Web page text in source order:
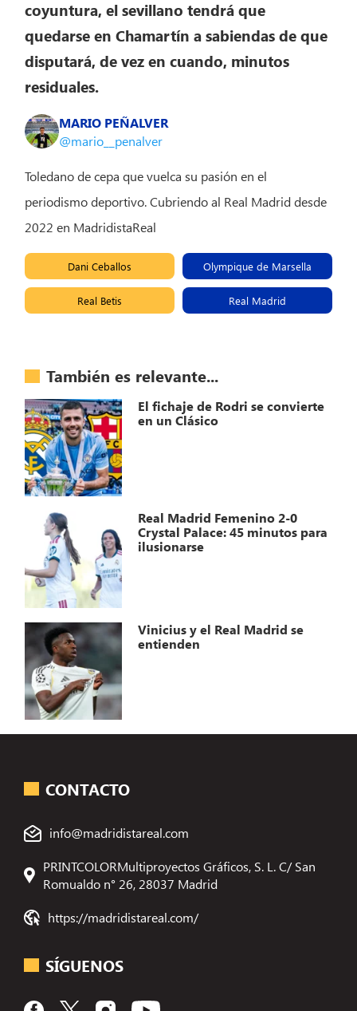
coyuntura, el sevillano tendrá que
quedarse en Chamartín a sabiendas de que
disputará, de vez en cuando, minutos
residuales.
MARIO PEÑALVER
@mario__penalver
Toledano de cepa que vuelca su pasión en el
periodismo deportivo. Cubriendo al Real Madrid desde
2022 en MadridistaReal
Dani Ceballos Olympique de Marsella
Real Betis Real Madrid
También es relevante...
El fichaje de Rodri se convierte
en un Clásico
Real Madrid Femenino 2-0
Crystal Palace: 45 minutos para
ilusionarse
Vinicius y el Real Madrid se
entienden
CONTACTO
info@madridistareal.com
PRINTCOLORMultiproyectos Gráficos, S. L. C/ San
Romualdo n° 26, 28037 Madrid
https://madridistareal.com/
SÍGUENOS